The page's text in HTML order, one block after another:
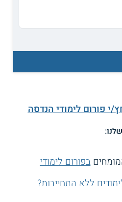
י פורום לימודי הנדסה
בפורום לימודי
ללא התחייבות?